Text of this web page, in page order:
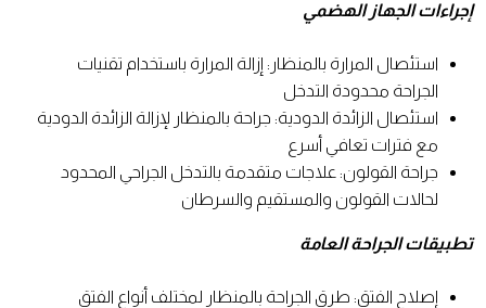
إجراءات الجهاز الهضمي
استئصال المرارة بالمنظار: إزالة المرارة باستخدام تقنيات
الجراحة محدودة التدخل
استئصال الزائدة الدودية: جراحة بالمنظار لإزالة الزائدة الدودية
مع فترات تعافي أسرع
جراحة القولون: علاجات متقدمة بالتدخل الجراحي المحدود
لحالات القولون والمستقيم والسرطان
تطبيقات الجراحة العامة
إصلاح الفتق: طرق الجراحة بالمنظار لمختلف أنواع الفتق